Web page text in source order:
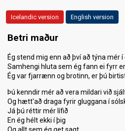
Icelandic version English version
Betri maður
Ég stend mig enn að því að týna mér
Samhengi hluta sem ég fann ei fyrr
Ég var fjarrænn og brotinn, er þú
Þú kenndir mér að vera mildari við
Og hætt'að draga fyrir gluggana í
Já þú réttir mér lífið
En ég hélt ekki í þig